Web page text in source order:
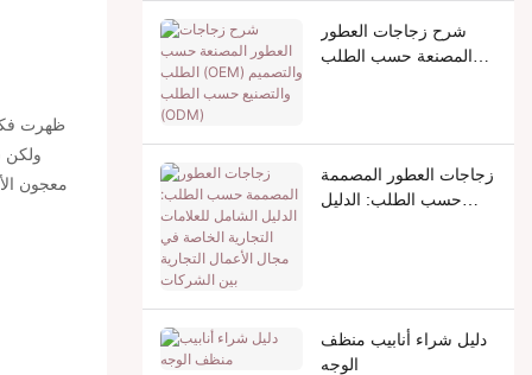
ظهرت
ولكن
معجون
شرح زجاجات العطور
المصنعة حسب الطلب
زجاجات العطور المصممة
حسب الطلب: الدليل
دليل شراء أنابيب منظف
الوجه